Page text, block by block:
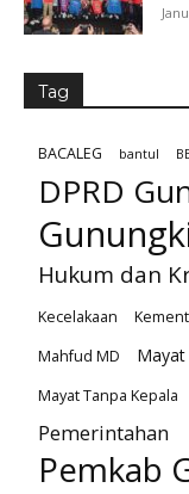
Tag
BACALEG bantul
DPRD
Hukum dan
Kecelakaan
Mahfud MD
Mayat
Mayat Tanpa Kepala
Pemerintahan
Pemkab